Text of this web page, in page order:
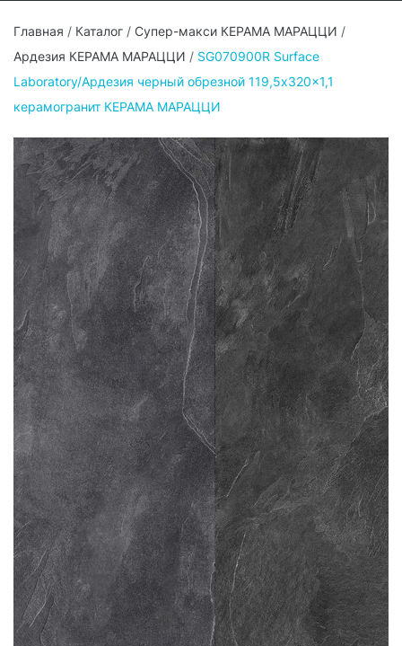
Главная / Каталог / Супер-макси КЕРАМА МАРАЦЦИ /
Ардезия КЕРАМА МАРАЦЦИ / SG070900R Surface
Laboratory/Ардезия черный обрезной 119,5x320x1,1
керамогранит КЕРАМА МАРАЦЦИ